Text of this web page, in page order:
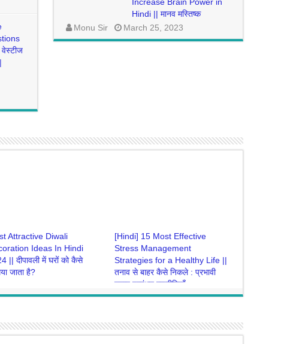
Increase Brain Power in
Hindi || मानव मस्तिष्क
Monu Sir
March 25, 2023
Attractive Diwali
Ideas In Hindi
|| दीपावली में घरों को कैसे
जाता है?
[Hindi] 15 Most Effective
Stress Management
Strategies for a Healthy Life ||
तनाव से बाहर कैसे निकले : प्रभावी
तनाव प्रबंधन रणनीतियाँ
October 24, 2023